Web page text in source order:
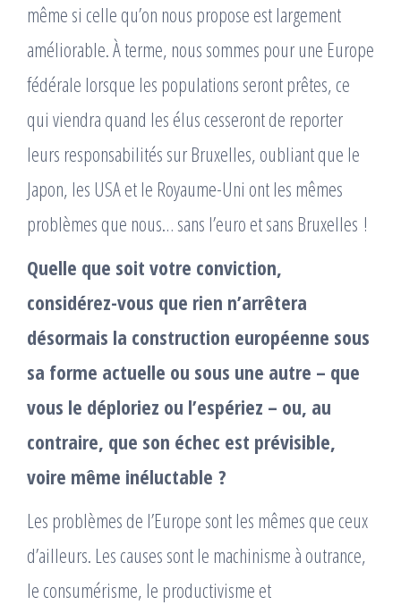
même si celle qu’on nous propose est largement
améliorable. À terme, nous sommes pour une Europe
fédérale lorsque les populations seront prêtes, ce
qui viendra quand les élus cesseront de reporter
leurs responsabilités sur Bruxelles, oubliant que le
Japon, les USA et le Royaume-Uni ont les mêmes
problèmes que nous… sans l’euro et sans Bruxelles !
Quelle que soit votre conviction,
considérez-vous que rien n’arrêtera
désormais la construction européenne sous
sa forme actuelle ou sous une autre – que
vous le déploriez ou l’espériez – ou, au
contraire, que son échec est prévisible,
voire même inéluctable ?
Les problèmes de l’Europe sont les mêmes que ceux
d’ailleurs. Les causes sont le machinisme à outrance,
le consumérisme, le productivisme et